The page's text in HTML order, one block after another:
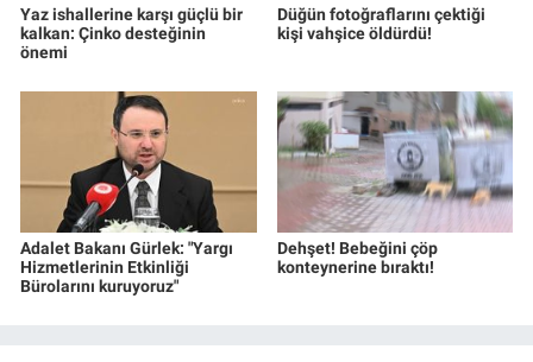
Yaz ishallerine karşı güçlü bir
kalkan: Çinko desteğinin
önemi
Düğün fotoğraflarını çektiği
kişi vahşice öldürdü!
Adalet Bakanı Gürlek: "Yargı
Hizmetlerinin Etkinliği
Bürolarını kuruyoruz"
Dehşet! Bebeğini çöp
konteynerine bıraktı!
Yerel Yaşam